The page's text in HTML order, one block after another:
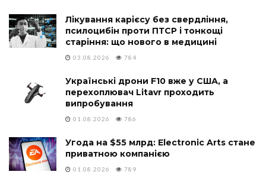
Лікування карієсу без свердління,
псилоцибін проти ПТСР і тонкощі
старіння: що нового в медицині
03.08.2026 784
Українські дрони F10 вже у США, а
перехоплювач Litavr проходить
випробування
01.08.2026 786
Угода на $55 млрд: Electronic Arts стане
приватною компанією
01.08.2026 789